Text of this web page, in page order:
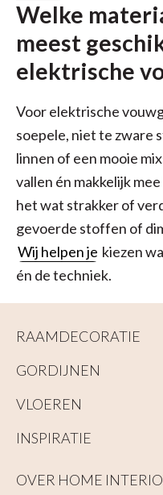
Welke
meest
elektrische
Voor elektrische
soepele, niet te zware
linnen of een mooie
vallen én makkelijk
het wat strakker of
gevoerde stoffen of
Wij helpen je kiezen
én de techniek.
RAAMDECORATIE
GORDIJNEN
VLOEREN
INSPIRATIE
OVER HOME